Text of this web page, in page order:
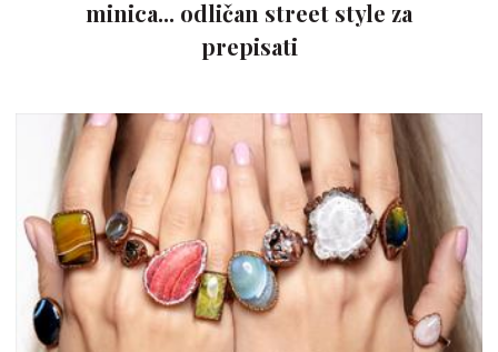
minica... odličan street style za
prepisati